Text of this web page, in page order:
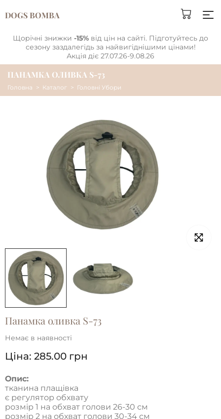
DOGS BOMBA
Щорічні знижки -15% від цін на сайті. Підготуйтесь до
сезону заздалегідь за найвигіднішими цінами!
Акція діє 27.07.26-9.08.26
ПАНАМКА ОЛИВКА S-73
Головна Каталог Головні Убори
Панамка оливка S-73
Немає в наявності
Ціна: 285.00 грн
Опис:
тканина плащівка
є регулятор обхвату
розмір 1 на обхват голови 26-30 см
розмір 2 на обхват голови 30-34 см